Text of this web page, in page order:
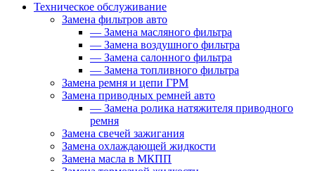
Техническое обслуживание
Замена фильтров авто
— Замена масляного фильтра
— Замена воздушного фильтра
— Замена салонного фильтра
— Замена топливного фильтра
Замена ремня и цепи ГРМ
Замена приводных ремней авто
— Замена ролика натяжителя приводного
ремня
Замена свечей зажигания
Замена охлаждающей жидкости
Замена масла в МКПП